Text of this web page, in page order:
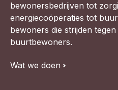
bewonersbedrijven tot
energiecoöperaties tot
bewoners die strijden
buurtbewoners.
Wat we doen